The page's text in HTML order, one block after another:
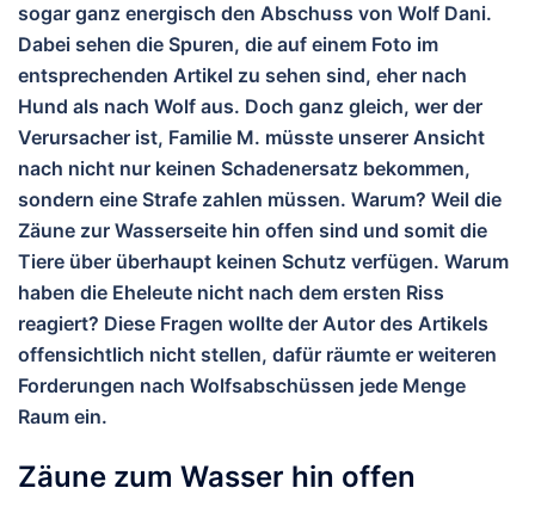
sogar ganz energisch den Abschuss von Wolf Dani.
Dabei sehen die Spuren, die auf einem Foto im
entsprechenden Artikel zu sehen sind, eher nach
Hund als nach Wolf aus. Doch ganz gleich, wer der
Verursacher ist, Familie M. müsste unserer Ansicht
nach nicht nur keinen Schadenersatz bekommen,
sondern eine Strafe zahlen müssen. Warum? Weil die
Zäune zur Wasserseite hin offen sind und somit die
Tiere über überhaupt keinen Schutz verfügen. Warum
haben die Eheleute nicht nach dem ersten Riss
reagiert? Diese Fragen wollte der Autor des Artikels
offensichtlich nicht stellen, dafür räumte er weiteren
Forderungen nach Wolfsabschüssen jede Menge
Raum ein.
Zäune zum Wasser hin offen